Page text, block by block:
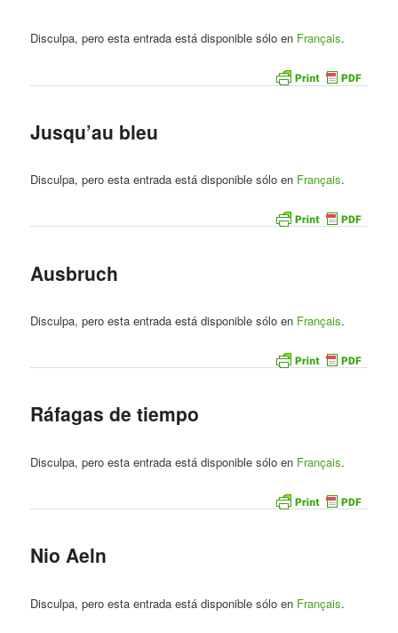
Disculpa, pero esta entrada está disponible sólo en Français.
Jusqu’au bleu
Disculpa, pero esta entrada está disponible sólo en Français.
Ausbruch
Disculpa, pero esta entrada está disponible sólo en Français.
Ráfagas de tiempo
Disculpa, pero esta entrada está disponible sólo en Français.
Nio Aeln
Disculpa, pero esta entrada está disponible sólo en Français.